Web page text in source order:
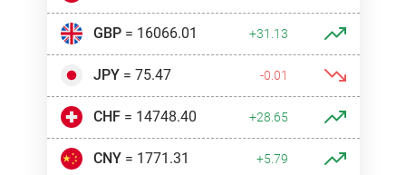
GBP= 16066.01 +31.13
JPY= 75.47 -0.01
CHF= 14748.40 +28.65
CNY= 1771.31 +5.79